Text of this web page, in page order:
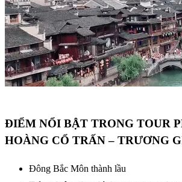
ĐIỂM NỔI BẬT TRONG TOUR
HOÀNG CỔ TRẤN – TRƯƠNG
Đông Bắc Môn thành lầu